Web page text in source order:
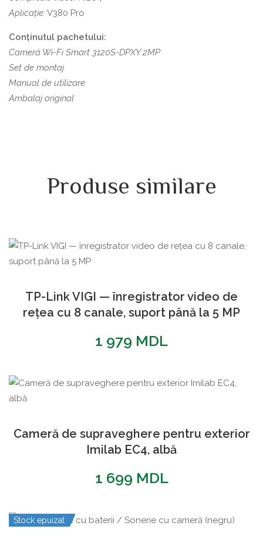
Aplicație:V380 Pro
Conținutul pachetului:
Cameră Wi-Fi Smart 3120S-DPXY 2MP
Set de montaj
Manual de utilizare
Ambalaj original
Produse similare
TP-Link VIGI — înregistrator video de
rețea cu 8 canale, suport până la 5 MP
1 979 MDL
Cameră de supraveghere pentru exterior
Imilab EC4, albă
1 699 MDL
Stock epuizat